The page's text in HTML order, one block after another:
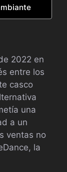
2022 en
entre los
casco
una
a un
ventas no
la